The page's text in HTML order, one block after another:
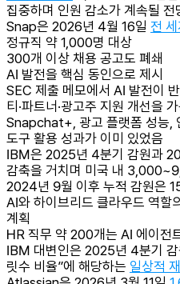
집중하며 인원 감소가 계속될 전
Snap은 2026년 4월 16일 전
정규직 약 1,000명 대상
300개 이상 채용 공고도 폐쇄
AI 발전을 핵심 동인으로 제시
SEC 제출 메모에서 AI 발전이
티·파트너·광고주 지원 개선을
Snapchat+, 광고 플랫폼 성능,
도구 활용 성과가 이미 있었음
IBM은 2025년 4분기 감원과
감축을 거치며 미국 내
2024년 9월 이후 누적 감원은
AI와 하이브리드 클라우드 역할
계획
HR 직무 약 200개는 AI 에이전
IBM 대변인은 2025년 4분기
릿수 비율”에 해당하는 일상적